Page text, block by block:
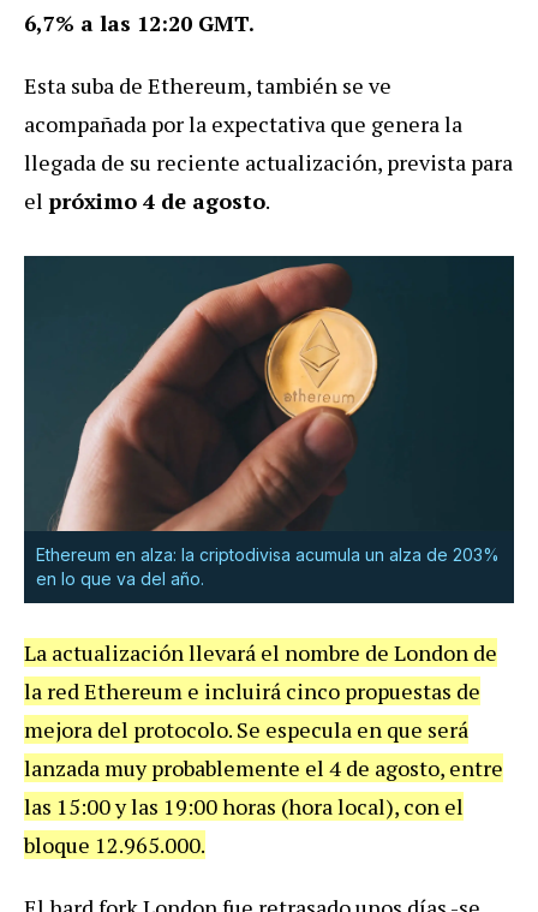
6,7% a las 12:20 GMT.
Esta suba de Ethereum, también se ve
acompañada por la expectativa que genera la
llegada de su reciente actualización, prevista para
el próximo 4 de agosto.
Ethereum en alza: la criptodivisa acumula un alza de 203%
en lo que va del año.
La actualización llevará el nombre de London de
la red Ethereum e incluirá cinco propuestas de
mejora del protocolo. Se especula en que será
lanzada muy probablemente el 4 de agosto, entre
las 15:00 y las 19:00 horas (hora local), con el
bloque 12.965.000.